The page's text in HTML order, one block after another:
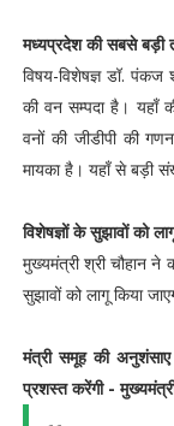
मध्यप्रदेश की सबसे बड़ी
विषय-विशेषज्ञ डॉ.
की वन सम्पदा है। यहाँ
वनों की जीडीपी की
मायका है। यहाँ से बड़ी
विशेषज्ञों के सुझावों को
मुख्यमंत्री श्री चौहान ने
सुझावों को लागू किया
मंत्री समूह की
प्रशस्त करेंगी -